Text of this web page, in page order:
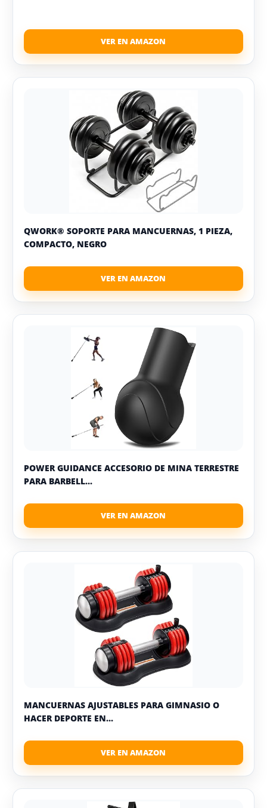
QWORK® SOPORTE PARA MANCUERNAS, 1 PIEZA,
COMPACTO, NEGRO
POWER GUIDANCE ACCESORIO DE MINA TERRESTRE
PARA BARBELL...
MANCUERNAS AJUSTABLES PARA GIMNASIO O
HACER DEPORTE EN...